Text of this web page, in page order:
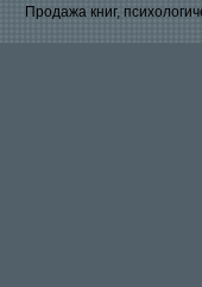
Продажа книг,